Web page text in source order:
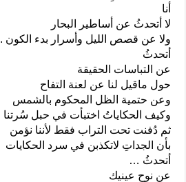
أنا
لا أتحدثُ عن أساطير البحار
ولا عن قصص الليل وأسرار بدء الكون .
أتحدثُ
عن التباسات الحقيقة
حول ماقيل لنا عن لعنة التفاح
وعن حتمية الظل المحكوم بالشمس
وكيف الحكاياتُ اختبأت في حبل سُرتنا
ثم دُفنت تحت التراب فقط لأننا نؤمن
بأن الجداتِ لاتكذبن في سرد الحكايات
أتحدثُ …
عن نوح عينيك